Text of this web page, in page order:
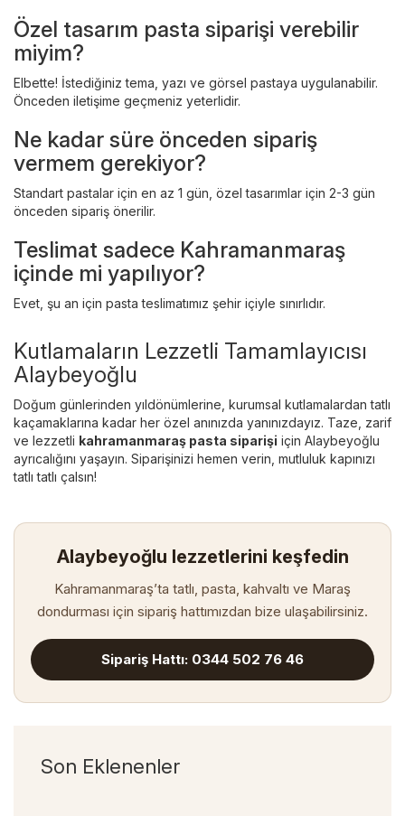
Özel tasarım pasta siparişi verebilir
miyim?
Elbette! İstediğiniz tema, yazı ve görsel pastaya uygulanabilir.
Önceden iletişime geçmeniz yeterlidir.
Ne kadar süre önceden sipariş
vermem gerekiyor?
Standart pastalar için en az 1 gün, özel tasarımlar için 2-3 gün
önceden sipariş önerilir.
Teslimat sadece Kahramanmaraş
içinde mi yapılıyor?
Evet, şu an için pasta teslimatımız şehir içiyle sınırlıdır.
Kutlamaların Lezzetli Tamamlayıcısı
Alaybeyoğlu
Doğum günlerinden yıldönümlerine, kurumsal kutlamalardan tatlı
kaçamaklarına kadar her özel anınızda yanınızdayız. Taze, zarif
ve lezzetli kahramanmaraş pasta siparişi için Alaybeyoğlu
ayrıcalığını yaşayın. Siparişinizi hemen verin, mutluluk kapınızı
tatlı tatlı çalsın!
Alaybeyoğlu lezzetlerini keşfedin
Kahramanmaraş’ta tatlı, pasta, kahvaltı ve Maraş
dondurması için sipariş hattımızdan bize ulaşabilirsiniz.
Sipariş Hattı: 0344 502 76 46
Son Eklenenler